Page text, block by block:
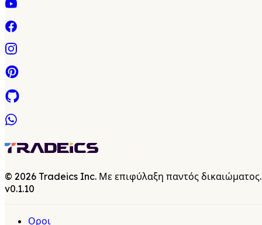
© 2026 Tradeics Inc. Με επιφύλαξη παντός δικαιώματος.
v0.1.10
Οροι